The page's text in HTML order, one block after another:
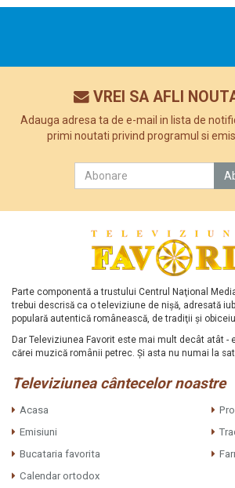
VREI SA AFLI
Adauga adresa ta de e-mail in lista de
primi noutati privind programul si
Parte componentă a trustului Centrul Naţional
trebui descrisă ca o televiziune de nişă, adresată
populară autentică românească, de tradiţii şi
Dar Televiziunea Favorit este mai mult decât atât -
cărei muzică românii petrec. Şi asta nu numai la
Televiziunea cântecelor noastre
Acasa
Emisiuni
Bucataria favorita
Calendar ortodox